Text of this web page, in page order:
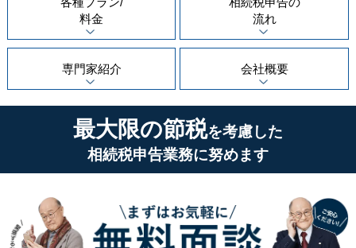
料金
流れ
専門家紹介 会社概要
最大限の節税を考慮した
相続税申告業務に努めます